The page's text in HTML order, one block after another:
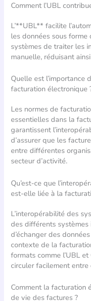
Comment l’UBL
L’**UBL** facilite
les données sous
systèmes de traiter les
manuelle, réduisant
Quelle est l’importance
facturation électronique
Les normes de
essentielles dans la
garantissent
d’assurer que les
entre différentes
secteur d’activité.
Qu’est-ce que
est-elle liée à la
L’interopérabilité des
des différents
d’échanger des
contexte de la
formats comme l’UBL
circuler facilement
Comment la facturation
de vie des factures ?